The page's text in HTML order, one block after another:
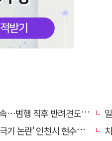
행 직후 반려견도 죽여
시 현수막, 이틀 만에 철거